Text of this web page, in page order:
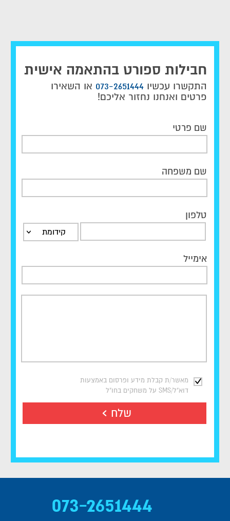
חבילות ספורט בהתאמה אישית
התקשרו עכשיו 073-2651444 או השאירו
פרטים ואנחנו נחזור אליכם!
שם פרטי
שם משפחה
טלפון
קידומת
אימייל
מאשר/ת קבלת מידע ופרסום באמצעות
דוא"ל/SMS על משחקים בחו"ל
שלח
073-2651444